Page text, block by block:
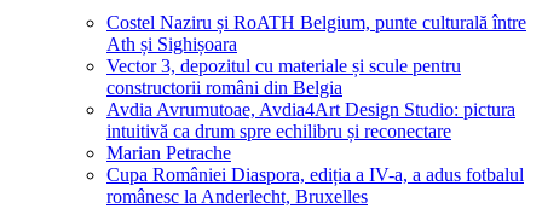
Costel Naziru și RoATH Belgium, punte culturală între
Ath și Sighișoara
Vector 3, depozitul cu materiale și scule pentru
constructorii români din Belgia
Avdia Avrumutoae, Avdia4Art Design Studio: pictura
intuitivă ca drum spre echilibru și reconectare
Marian Petrache
Cupa României Diaspora, ediția a IV-a, a adus fotbalul
românesc la Anderlecht, Bruxelles